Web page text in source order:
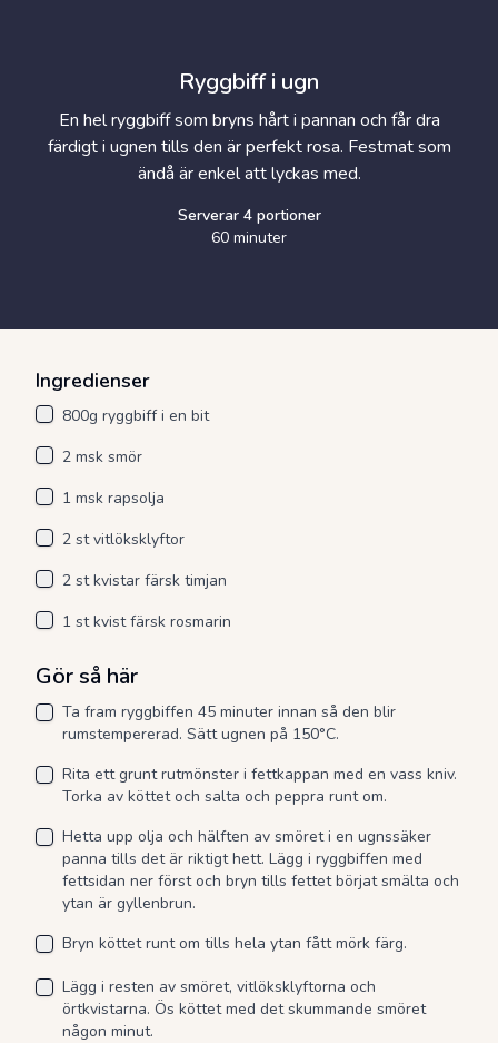
Ryggbiff i ugn
En hel ryggbiff som bryns hårt i pannan och får dra
färdigt i ugnen tills den är perfekt rosa. Festmat som
ändå är enkel att lyckas med.
Serverar 4portioner
60 minuter
Ingredienser
800g ryggbiff i en bit
2 msk smör
1 msk rapsolja
2 st vitlöksklyftor
2 st kvistar färsk timjan
1 st kvist färsk rosmarin
Gör så här
Ta fram ryggbiffen 45 minuter innan så den blir
rumstempererad. Sätt ugnen på 150°C.
Rita ett grunt rutmönster i fettkappan med en vass kniv.
Torka av köttet och salta och peppra runt om.
Hetta upp olja och hälften av smöret i en ugnssäker
panna tills det är riktigt hett. Lägg i ryggbiffen med
fettsidan ner först och bryn tills fettet börjat smälta och
ytan är gyllenbrun.
Bryn köttet runt om tills hela ytan fått mörk färg.
Lägg i resten av smöret, vitlöksklyftorna och
örtkvistarna. Ös köttet med det skummande smöret
någon minut.